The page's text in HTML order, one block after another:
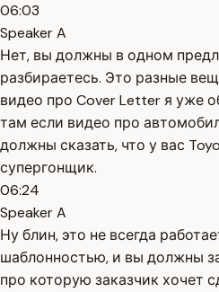
06:03
Speaker A
Нет, вы должны в одном
разбираетесь. Это разные
видео про Cover Letter я уже
там если видео про
должны сказать, что у вас
супергонщик.
06:24
Speaker A
Ну блин, это не всегда
шаблонностью, и вы должны
про которую заказчик хочет